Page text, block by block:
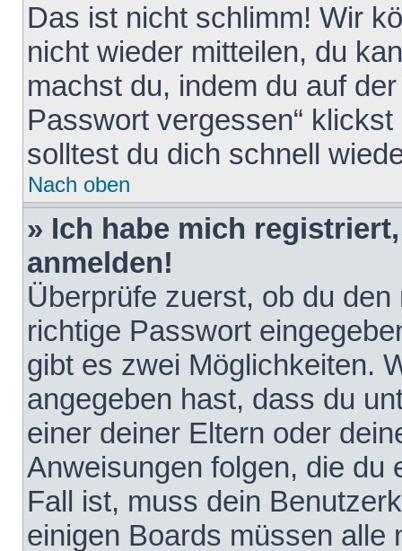
Das ist nicht schlimm! Wir
nicht wieder mitteilen, du
machst du, indem du auf
Passwort vergessen“
solltest du dich schnell
Nach oben
» Ich habe mich
anmelden!
Überprüfe zuerst, ob du
richtige Passwort
gibt es zwei Möglichkeiten.
angegeben hast, dass du
einer deiner Eltern oder
Anweisungen folgen, die du
Fall ist, muss dein
einigen Boards müssen alle